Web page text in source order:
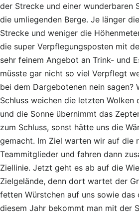
der Strecke und einer wunderbaren
die umliegenden Berge. Je länger
Strecke und weniger die
die super Verpflegungsposten mit
sehr feinem Angebot an Trink- und
müsste gar nicht so viel Verpflegt
bei dem Dargebotenen nein sagen?
Schluss weichen die letzten Wolken
und die Sonne übernimmt das
zum Schluss, sonst hätte uns die
gemacht. Im Ziel warten wir auf die
Teammitglieder und fahren dann
Ziellinie. Jetzt geht es ab auf die
Zielgelände, denn dort wartet der
fetten Würstchen auf uns sowie das
diesem Jahr bekommt man mit der